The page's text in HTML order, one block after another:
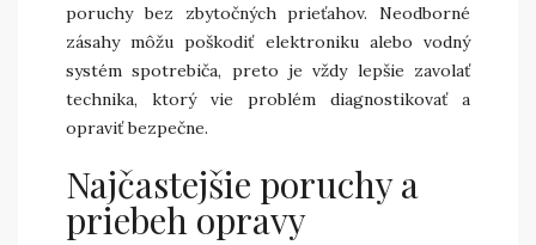
poruchy bez zbytočných prieťahov. Neodborné
zásahy môžu poškodiť elektroniku alebo vodný
systém spotrebiča, preto je vždy lepšie zavolať
technika, ktorý vie problém diagnostikovať a
opraviť bezpečne.
Najčastejšie poruchy a
priebeh opravy